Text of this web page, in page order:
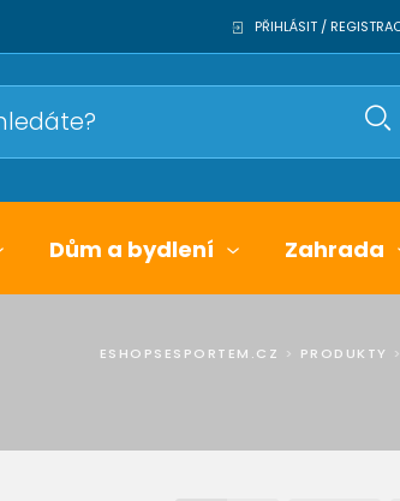
PŘIHLÁSIT /
Dům a bydlení Zahrada
ESHOPSESPORTEM.CZ > PRODUKTY